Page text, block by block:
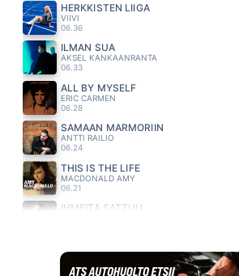
HERKKISTEN LIIGA
VIIVI
06.36
ILMAN SUA
AKSEL KANKAANRANTA
06.33
ALL BY MYSELF
ERIC CARMEN
06.28
SAMAAN MARMORIIN
ANTTI RAILIO
06.24
THIS IS THE LIFE
MACDONALD AMY
06.21
IHMEITÄ SATTUU
ISTO HILTUNEN
06.12